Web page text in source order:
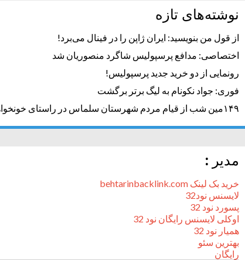
نوشته‌های تازه
از قول من بنویسید: ایران ژاپن را در فینال می‌برد!
اختصاصی: مدافع پرسپولیس شاگرد منصوریان شد
رونمایی از دو خرید جدید پرسپولیس!
فوری: جواد نکونام به لیگ برتر برگشت
۱۴۹مین شب از قیام مردم شهرستان سلماس در راستای خونخواهی رهبر شهید + تصاویر
مدیر :
خرید بک لینک behtarinbacklink.com
لایسنس نود32
پسورد نود 32
اوکلی لایسنس رایگان نود 32
همیار نود 32
بهترین سئو
رایگان